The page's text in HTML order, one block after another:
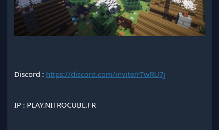
Discord : https://discord.com/invite/rTwRU7j
IP : PLAY.NITROCUBE.FR